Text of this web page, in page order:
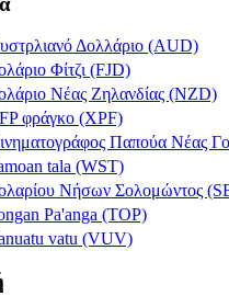
Δολλάριο (AUD)
Φίτζι (FJD)
Νέας Ζηλανδίας (NZD)
φράγκο (XPF)
Παπούα Νέας
tala (WST)
Νήσων Σολομώντος
Pa'anga (TOP)
vatu (VUV)